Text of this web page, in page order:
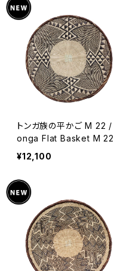
トンガ族の平かご M 22 / T
onga Flat Basket M 22
¥12,100